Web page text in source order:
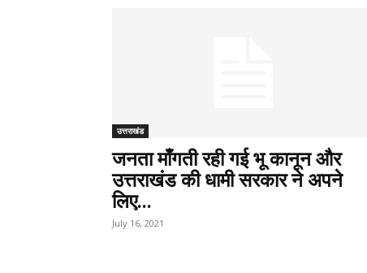
उत्तराखंड
जनता माँगती रही गई भू कानून और
उत्तराखंड की धामी सरकार ने अपने
लिए...
July 16, 2021